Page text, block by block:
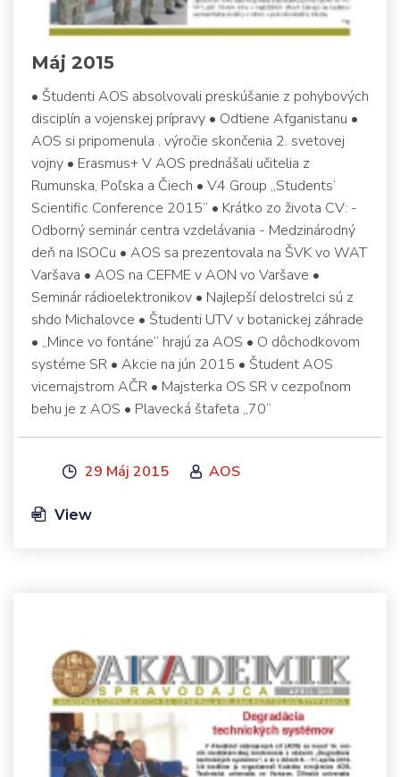
Máj 2015
• Študenti AOS absolvovali preskúšanie z pohybových
disciplín a vojenskej prípravy • Odtiene Afganistanu •
AOS si pripomenula . výročie skončenia 2. svetovej
vojny • Erasmus+ V AOS prednášali učitelia z
Rumunska, Poľska a Čiech • V4 Group „Students‘
Scientific Conference 2015“ • Krátko zo života CV: -
Odborný seminár centra vzdelávania - Medzinárodný
deň na ISOCu • AOS sa prezentovala na ŠVK vo WAT
Varšava • AOS na CEFME v AON vo Varšave •
Seminár rádioelektronikov • Najlepší delostrelci sú z
shdo Michalovce • Študenti UTV v botanickej záhrade
• „Mince vo fontáne“ hrajú za AOS • O dôchodkovom
systéme SR • Akcie na jún 2015 • Študent AOS
vicemajstrom AČR • Majsterka OS SR v cezpoľnom
behu je z AOS • Plavecká štafeta „70“
29 Máj 2015 AOS
View